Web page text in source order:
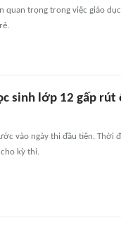
quan trọng trong việc giáo
sinh lớp 12 gấp rút
vào ngày thi đầu tiên. Thời
kỳ thi.